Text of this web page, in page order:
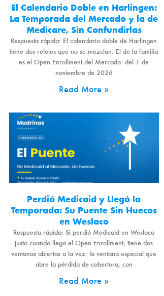
El Calendario Doble en Harlingen:
La Temporada del Mercado y la de
Medicare, Sin Confundirlas
Respuesta rápida: El calendario doble de Harlingen
tiene dos relojes que no se mezclan. El de la familia
es el Open Enrollment del Mercado: del 1 de
noviembre de 2026
Read More »
Perdió Medicaid y Llegó la
Temporada: Su Puente Sin Huecos
en Weslaco
Respuesta rápida: Si perdió Medicaid en Weslaco
justo cuando llega el Open Enrollment, tiene dos
ventanas abiertas a la vez: la ventana especial que
abre la pérdida de cobertura, con
Read More »